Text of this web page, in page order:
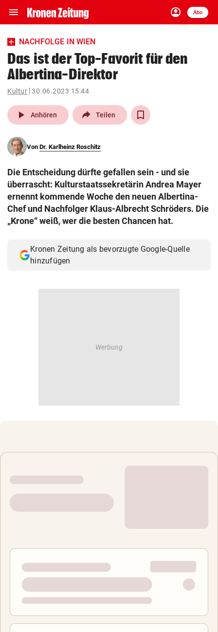
menu Navigation
ein-/ausklappen
account_circle
Anmelden
Abo
close Schließen
account_circle Anmelden
pin_drop
Wien arrow_right
search
eingeben
© Krone Multimedia GmbH & Co KG 2026
NACHFOLGE IN WIEN
Das ist der Top-Favorit für den
Albertina-Direktor
Kultur 30.06.2023 15:44
play_arrow Anhören Teilen
Von Dr. Karlheinz Roschitz
Die Entscheidung dürfte gefallen sein - und sie
überrascht: Kulturstaatssekretärin Andrea Mayer
ernennt kommende Woche den neuen Albertina-
Chef und Nachfolger Klaus-Albrecht Schröders. Die
„Krone“ weiß, wer die besten Chancen hat.
Kronen Zeitung als bevorzugte Google-Quelle
hinzufügen